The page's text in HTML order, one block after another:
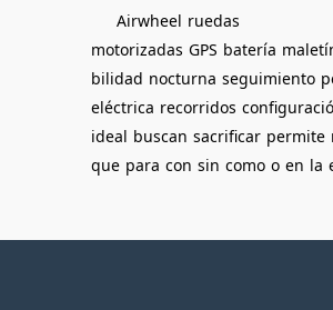
Airwheel ruedas
motorizadas GPS batería
bilidad nocturna seguimiento
eléctrica recorridos
ideal buscan sacrificar permite
que para con sin como o en la